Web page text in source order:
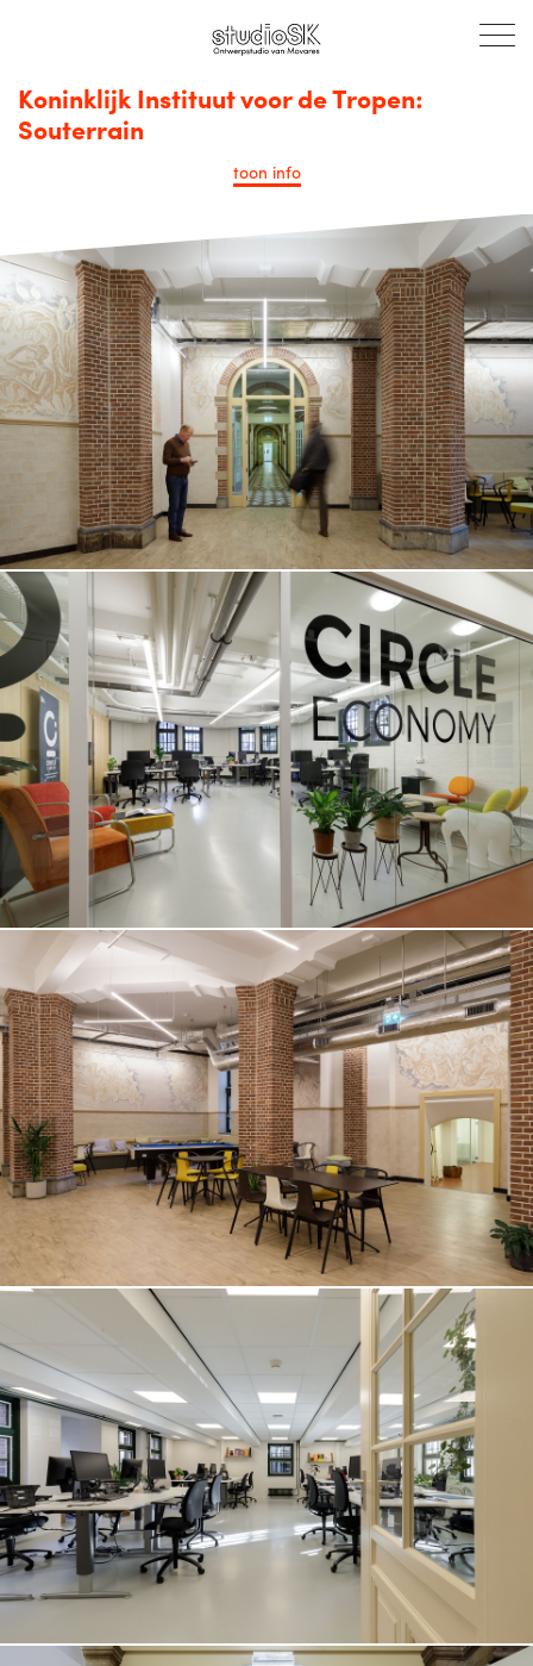
Koninklijk Instituut voor de Tropen:
Souterrain
toon info